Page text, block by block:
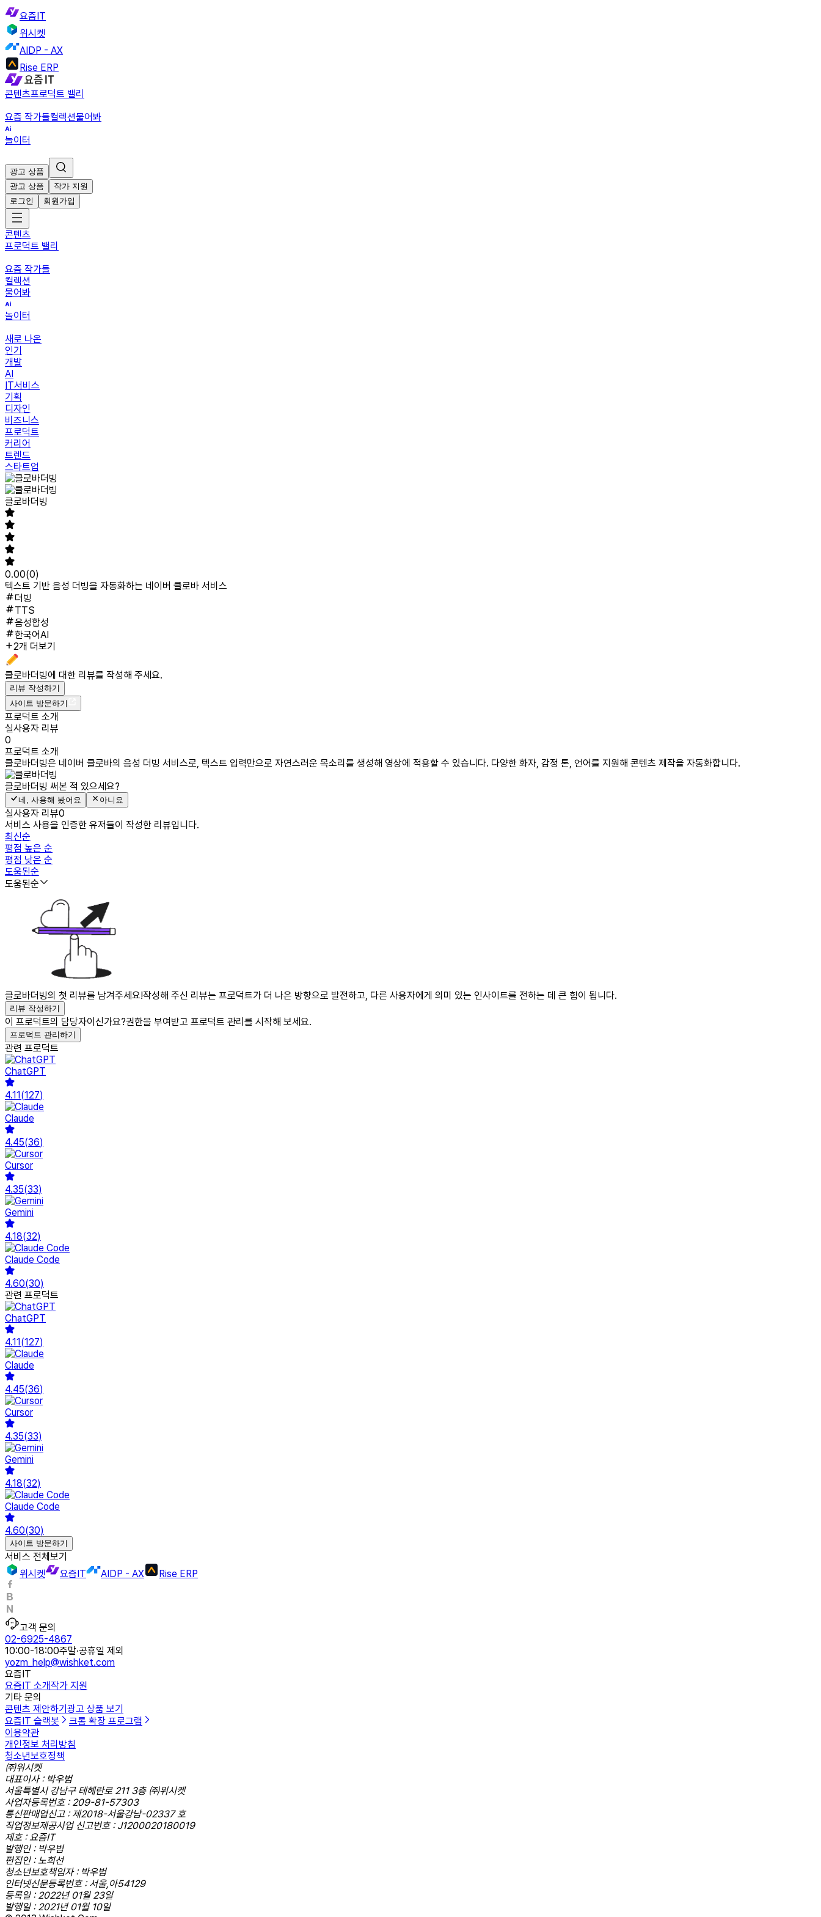
요즘IT
위시켓
AIDP - AX
Rise ERP
콘텐츠프로덕트 밸리
요즘 작가들컬렉션물어봐
놀이터
광고 상품
광고 상품
작가 지원
로그인
회원가입
콘텐츠
프로덕트 밸리
요즘 작가들
컬렉션
물어봐
놀이터
새로 나온
인기
개발
AI
IT서비스
기획
디자인
비즈니스
프로덕트
커리어
트렌드
스타트업
클로바더빙
0.00(0)
텍스트 기반 음성 더빙을 자동화하는 네이버 클로바 서비스
더빙
TTS
음성합성
한국어AI
2개 더보기
클로바더빙에 대한 리뷰를 작성해 주세요.
리뷰 작성하기
사이트 방문하기
프로덕트 소개
실사용자 리뷰
0
프로덕트 소개
클로바더빙은 네이버 클로바의 음성 더빙 서비스로, 텍스트 입력만으로 자연스러운 목소리를 생성해 영상에 적용할 수 있습니다. 다양한 화자, 감정 톤, 언어를 지원해 콘텐츠 제작을 자동화합니다.
클로바더빙 써본 적 있으세요?
네, 사용해 봤어요 아니요
실사용자 리뷰0
서비스 사용을 인증한 유저들이 작성한 리뷰입니다.
최신순
평점 높은 순
평점 낮은 순
도움된순
도움된순
클로바더빙의 첫 리뷰를 남겨주세요!작성해 주신 리뷰는 프로덕트가 더 나은 방향으로 발전하고, 다른 사용자에게 의미 있는 인사이트를 전하는 데 큰 힘이 됩니다.
리뷰 작성하기
이 프로덕트의 담당자이신가요?권한을 부여받고 프로덕트 관리를 시작해 보세요.
프로덕트 관리하기
관련 프로덕트
ChatGPT
4.11(127)
Claude
4.45(36)
Cursor
4.35(33)
Gemini
4.18(32)
Claude Code
4.60(30)
관련 프로덕트
ChatGPT
4.11(127)
Claude
4.45(36)
Cursor
4.35(33)
Gemini
4.18(32)
Claude Code
4.60(30)
사이트 방문하기
서비스 전체보기
위시켓
요즘IT AIDP - AX Rise ERP
고객 문의
02-6925-4867
10:00-18:00주말·공휴일 제외
yozm_help@wishket.com
요즘IT
요즘IT 소개작가 지원
기타 문의
콘텐츠 제안하기광고 상품 보기
요즘IT 슬랙봇
크롬 확장 프로그램
이용약관
개인정보 처리방침
청소년보호정책
㈜위시켓
대표이사 : 박우범
서울특별시 강남구 테헤란로 211 3층 ㈜위시켓
사업자등록번호 : 209-81-57303
통신판매업신고 : 제2018-서울강남-02337 호
직업정보제공사업 신고번호 : J1200020180019
제호 : 요즘IT
발행인 : 박우범
편집인 : 노희선
청소년보호책임자 : 박우범
인터넷신문등록번호 : 서울,아54129
등록일 : 2022년 01월 23일
발행일 : 2021년 01월 10일